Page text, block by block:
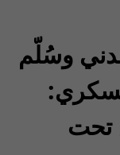
وسُلّم
تحت